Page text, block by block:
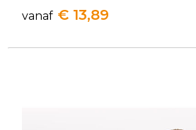
vanaf € 13,89